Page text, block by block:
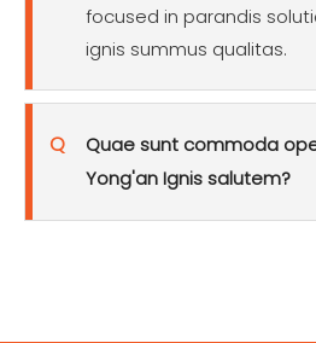
focused in parandis
ignis summus qualitas.
Q
Quae sunt commoda
Yong'an Ignis salutem?